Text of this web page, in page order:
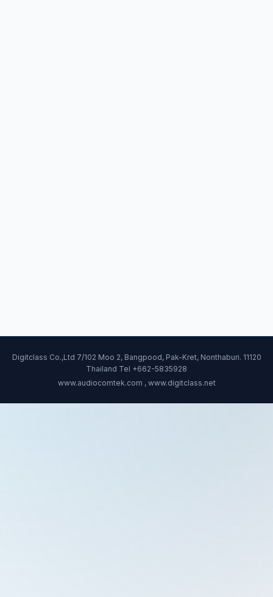
Digitclass Co.,Ltd 7/102 Moo 2, Bangpood, Pak-Kret, Nonthaburi. 11120
Thailand Tel +662-5835928
www.audiocomtek.com , www.digitclass.net